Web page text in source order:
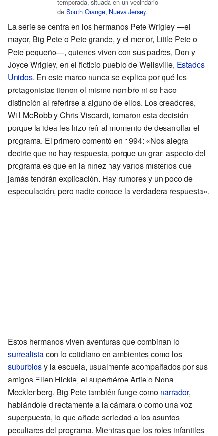
temporada, situada en un vecindario
de South Orange, Nueva Jersey.
La serie se centra en los hermanos Pete Wrigley —el
mayor, Big Pete o Pete grande, y el menor, Little Pete o
Pete pequeño—, quienes viven con sus padres, Don y
Joyce Wrigley, en el ficticio pueblo de Wellsville, Estados
Unidos. En este marco nunca se explica por qué los
protagonistas tienen el mismo nombre ni se hace
distinción al referirse a alguno de ellos. Los creadores,
Will McRobb y Chris Viscardi, tomaron esta decisión
porque la idea les hizo reír al momento de desarrollar el
programa. El primero comentó en 1994: «Nos alegra
decirte que no hay respuesta, porque un gran aspecto del
programa es que en la niñez hay varios misterios que
jamás tendrán explicación. Hay rumores y un poco de
especulación, pero nadie conoce la verdadera respuesta».
Estos hermanos viven aventuras que combinan lo
surrealistacon lo cotidiano en ambientes como los
suburbiosy la escuela, usualmente acompañados por sus
amigos Ellen Hickle, el superhéroe Artie o Nona
Mecklenberg. Big Pete también funge como narrador,
hablándole directamente a la cámara o como una voz
superpuesta, lo que añade seriedad a los asuntos
peculiares del programa. Mientras que los roles infantiles